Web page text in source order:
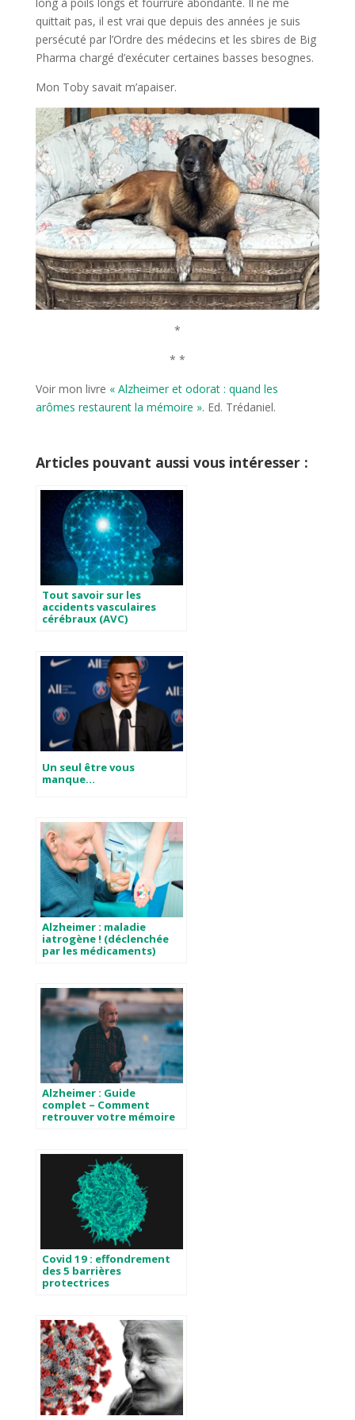
quittait pas, il est vrai que depuis des années je suis
persécuté par l’Ordre des médecins et les sbires de Big
Pharma chargé d’exécuter certaines basses besognes.
Mon Toby savait m’apaiser.
*
* *
Voir mon livre « Alzheimer et odorat : quand les
arômes restaurent la mémoire ». Ed. Trédaniel.
Articles pouvant aussi vous intéresser :
Tout savoir sur les
accidents vasculaires
cérébraux (AVC)
Un seul être vous
manque…
Alzheimer : maladie
iatrogène ! (déclenchée
par les médicaments)
Alzheimer : Guide
complet – Comment
retrouver votre mémoire
Covid 19 : effondrement
des 5 barrières
protectrices